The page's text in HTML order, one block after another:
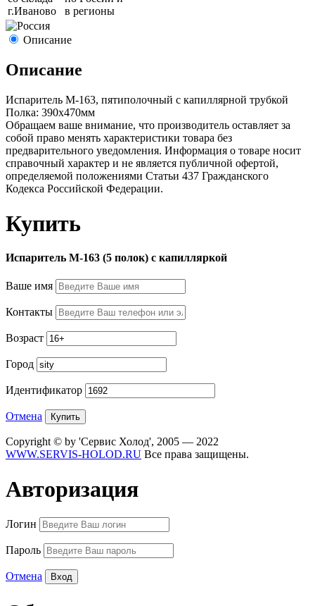
г.Иваново
в регионы
Описание
Описание
Испаритель М-163, пятиполочный с капиллярной трубкой
Полка: 390x470мм
Обращаем ваше внимание, что производитель оставляет за
собой право менять характеристики товара без
предварительного уведомления. Информация о товаре носит
справочный характер и не является публичной офертой,
определяемой положениями Статьи 437 Гражданского
Кодекса Российской Федерации.
Купить
Испаритель М-163 (5 полок) с капилляркой
Ваше имя
Контакты
Возраст
Город
Идентификатор
Отмена
Copyright © by 'Сервис Холод', 2005 — 2022
WWW.SERVIS-HOLOD.RU Все права защищены.
Авторизация
Логин
Пароль
Отмена